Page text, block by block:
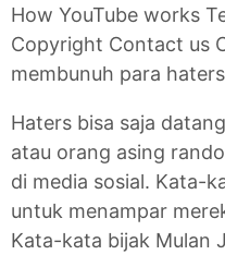
How YouTube works
Copyright Contact us
membunuh para
Haters bisa saja
atau orang asing
di media sosial. Kata-
untuk menampar
Kata-kata bijak Mulan